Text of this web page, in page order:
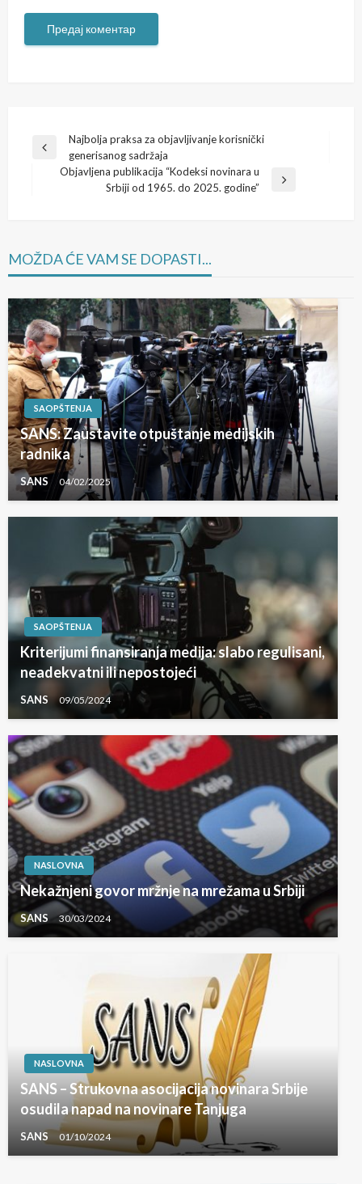
Кретање
чланка
Previous
Najbolja praksa za objavljivanje korisnički
generisanog sadržaja
Objavljena publikacija “Kodeksi novinara u
Srbiji od 1965. do 2025. godine”
MOŽDA ĆE VAM SE DOPASTI...
SAOPŠTENJA
SANS: Zaustavite otpuštanje medijskih
radnika
SANS 04/02/2025
SAOPŠTENJA
Kriterijumi finansiranja medija: slabo regulisani,
neadekvatni ili nepostojeći
SANS 09/05/2024
NASLOVNA
Nekažnjeni govor mržnje na mrežama u Srbiji
SANS 30/03/2024
NASLOVNA
SANS – Strukovna asocijacija novinara Srbije
osudila napad na novinare Tanjuga
SANS 01/10/2024